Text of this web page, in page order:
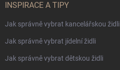
INSPIRACE A TIPY
Jak správně vybrat kancelářskou židli
Jak správně vybrat jídelní židli
Jak správně vybrat dětskou židli